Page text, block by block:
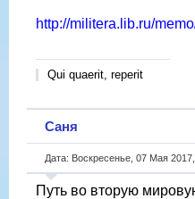
http://militera.lib.ru/
Qui quaerit, reperit
Саня
Дата: Воскресенье, 07 Мая
Путь во вторую